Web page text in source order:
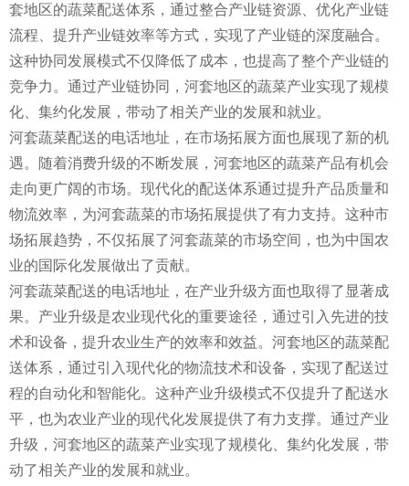
套地区的蔬菜配送体系，通过整合产业链资源、优化产业链
流程、提升产业链效率等方式，实现了产业链的深度融合。
这种协同发展模式不仅降低了成本，也提高了整个产业链的
竞争力。通过产业链协同，河套地区的蔬菜产业实现了规模
化、集约化发展，带动了相关产业的发展和就业。
河套蔬菜配送的电话地址，在市场拓展方面也展现了新的机
遇。随着消费升级的不断发展，河套地区的蔬菜产品有机会
走向更广阔的市场。现代化的配送体系通过提升产品质量和
物流效率，为河套蔬菜的市场拓展提供了有力支持。这种市
场拓展趋势，不仅拓展了河套蔬菜的市场空间，也为中国农
业的国际化发展做出了贡献。
河套蔬菜配送的电话地址，在产业升级方面也取得了显著成
果。产业升级是农业现代化的重要途径，通过引入先进的技
术和设备，提升农业生产的效率和效益。河套地区的蔬菜配
送体系，通过引入现代化的物流技术和设备，实现了配送过
程的自动化和智能化。这种产业升级模式不仅提升了配送水
平，也为农业产业的现代化发展提供了有力支撑。通过产业
升级，河套地区的蔬菜产业实现了规模化、集约化发展，带
动了相关产业的发展和就业。